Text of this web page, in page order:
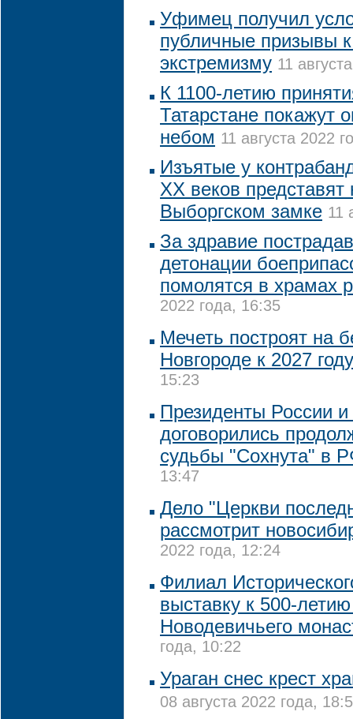
Уфимец получил
публичные призывы
экстремизму 11
К 1100-летию
Татарстане покажут
небом 11 августа 2022
Изъятые у
XX веков
Выборгском замке 11
За здравие
детонации
помолятся в храмах
2022 года, 16:35
Мечеть построят на
Новгороде к 2027 году
15:23
Президенты России
договорились
судьбы "Сохнута" в
13:47
Дело "Церкви
рассмотрит
2022 года, 12:24
Филиал
выставку к 500-
Новодевичьего
года, 10:22
Ураган снес крест
08 августа 2022 года,